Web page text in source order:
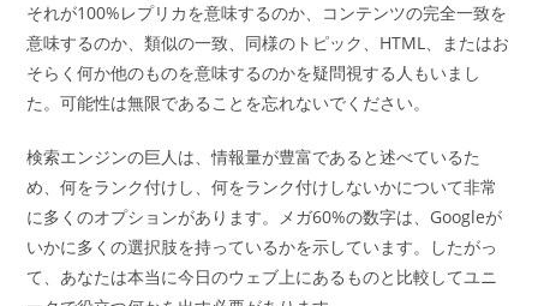
それが100%レプリカを意味するのか、コンテンツの完全一致を
意味するのか、類似の一致、同様のトピック、HTML、またはお
そらく何か他のものを意味するのかを疑問視する人もいまし
た。可能性は無限であることを忘れないでください。
検索エンジンの巨人は、情報量が豊富であると述べているた
め、何をランク付けし、何をランク付けしないかについて非常
に多くのオプションがあります。メガ60%の数字は、Googleが
いかに多くの選択肢を持っているかを示しています。したがっ
て、あなたは本当に今日のウェブ上にあるものと比較してユニ